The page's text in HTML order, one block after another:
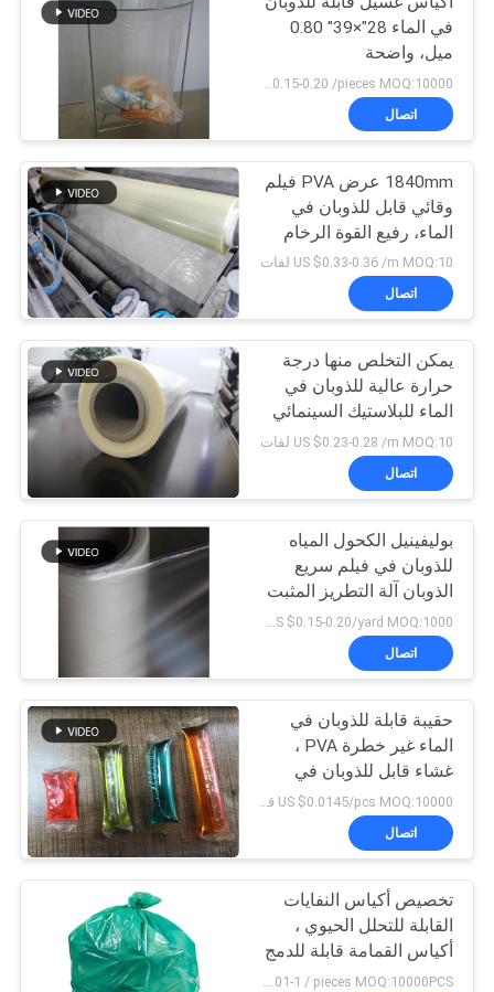
أخبار
اطلب
اقتباس
خريطة
الموقع
PRIVACY
POLICY
فيلم قابل للذوبان في
الماء للتطريز
15
PVA حقيبة قابلة
للذوبان في الماء
34
أكياس الغسيل القابلة
للذوبان في الماء
72
أقمشة غير قابلة
للذوبان في الماء
33
6
في الماء 28"×39" 0.80
ميل، واضحة
اتصال
1840mm عرض PVA فيلم
وقائي قابل للذوبان في
الماء، رفيع القوة الرخام
إطلاق فيلم قابل للذوبان
US $0.33-0.36 /m MOQ:10 لفات
اتصال
يمكن التخلص منها درجة
حرارة عالية للذوبان في
الماء للبلاستيك السينمائي
الافراج عن القالب
US $0.23-0.28 /m MOQ:10 لفات
اتصال
بوليفينيل الكحول المياه
للذوبان في فيلم سريع
الذوبان آلة التطريز المثبت
اتصال
حقيبة قابلة للذوبان في
الماء غير خطرة PVA ،
غشاء قابل للذوبان في
الماء البارد قابل للتحلل
اتصال
تخصيص أكياس النفايات
القابلة للتحلل الحيوي ،
أكياس القمامة قابلة للدمج